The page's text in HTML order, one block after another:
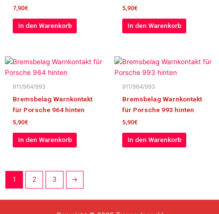
7,90€
In den Warenkorb
5,90€
In den Warenkorb
911/964/993
Bremsbelag Warnkontakt
für Porsche 964 hinten
5,90€
In den Warenkorb
911/964/993
Bremsbelag Warnkontakt
für Porsche 993 hinten
5,90€
In den Warenkorb
1 2 3 →